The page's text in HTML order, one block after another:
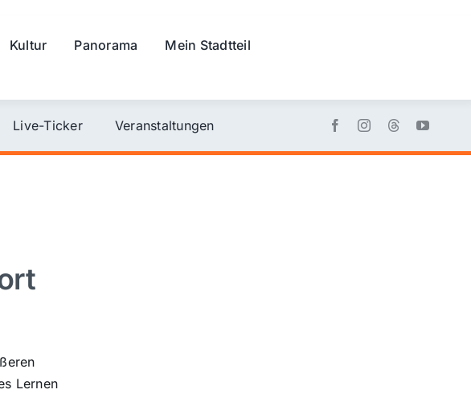
Kultur Panorama
Mein Stadtteil
Live-Ticker Veranstaltungen
Lernen